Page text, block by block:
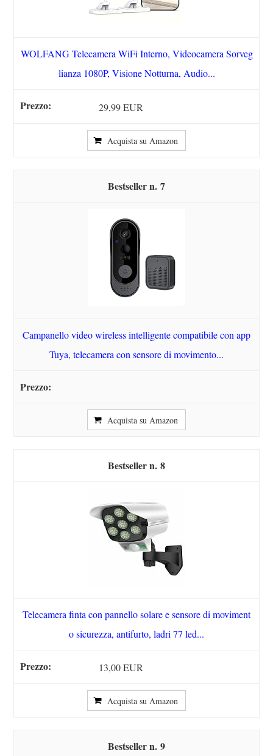
WOLFANG Telecamera WiFi Interno, Videocamera Sorveg
lianza 1080P, Visione Notturna, Audio...
29,99 EUR
Acquista su Amazon
7
Campanello video wireless intelligente compatibile con app
Tuya, telecamera con sensore di movimento...
Acquista su Amazon
8
Telecamera finta con pannello solare e sensore di moviment
o sicurezza, antifurto, ladri 77 led...
13,00 EUR
Acquista su Amazon
9